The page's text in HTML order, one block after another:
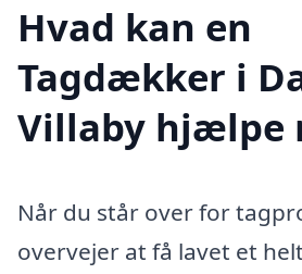
Hvad kan en
Tagdækker i
Villaby hjælpe
Når du står over for
overvejer at få lavet et